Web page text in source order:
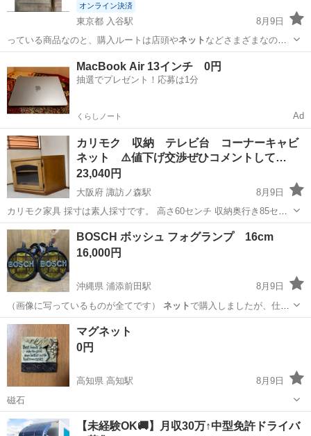
オンライン決済
東京都 入谷駅
8月9日
っている商品なのと、購入ルートは店頭やネット などさまざまなので
パッケージの傷やシワ…
ミニカー トミカ
MacBook Air 13インチ 0円
抽選でプレゼント！応募は1分
くらしノート Ad
カリモク 収納 テレビ台 コーナーキャビ
ネット ⚠️値下げ交渉ぜひコメントして…
23,040円
大阪府 諏訪ノ森駅
8月9日
カリモク家具 採寸は素人採寸です。 高さ60センチ 収納奥行き85セン
チ、扉を開けて奥にテレビコードを出せる穴があります。 使用してい
たため、小さな傷がいくつかついています。
大阪 堺市 諏訪ノ森駅 収納家具
BOSCH ボッシュ フォグランプ 16cm
16,000円
沖縄県 浦添前田駅
8月9日
（画像に写っているものが全てです） ネット で購入しましたが、仕様
変更のためお譲り…
沖縄 浦添市 浦添前田駅
マグネット
0円
高知県 高知駅
8月9日
磁石
高知 高知市 高知駅 その他
【未経験OK🚚】月収30万↑中型免許ドライバ